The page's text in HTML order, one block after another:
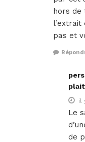
hors de
l’extrait
pas et
il
Le
de